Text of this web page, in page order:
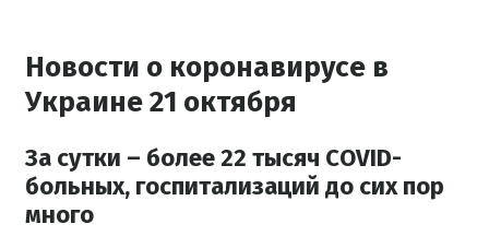
Новости о коронавирусе в
Украине 21 октября
За сутки – более 22 тысяч COVID-
больных, госпитализаций до сих пор
много